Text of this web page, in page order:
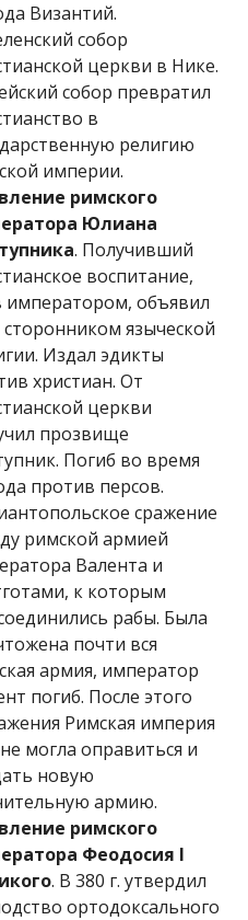
Византий.
собор
церкви в Нике.
собор превратил
в
религию
империи.
римского
Юлиана
. Получивший
воспитание,
императором, объявил
сторонником языческой
Издал эдикты
христиан. От
церкви
прозвище
Погиб во время
против персов.
сражение
римской армией
Валента и
к которым
рабы. Была
почти вся
армия, император
погиб. После этого
Римская империя
могла оправиться и
новую
армию.
римского
Феодосия I
. В 380 г. утвердил
ортодоксального